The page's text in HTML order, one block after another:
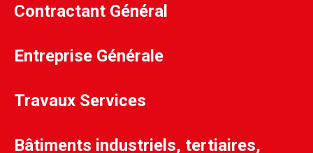
Contractant Général
Entreprise Générale
Travaux Services
Bâtiments industriels, tertiaires,